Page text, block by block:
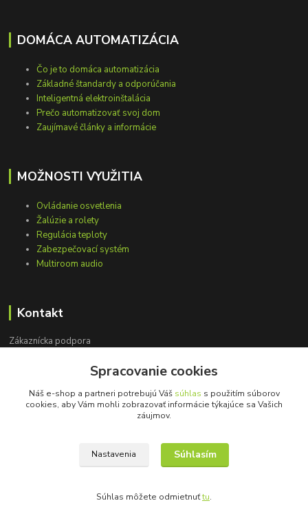
DOMÁCA AUTOMATIZÁCIA
Čo je to domáca automatizácia
Základné štandardy a odporúčania
Inteligentná elektroinštalácia
Prečo automatizovať svoj dom
Zaujímavé články a informácie
MOŽNOSTI VYUŽITIA
Ovládanie osvetlenia
Žalúzie a rolety
Regulácia teploty
Zabezpečovací systém
Multiroom audio
Kontakt
Zákaznícka podpora
info@loxprofi.sk
©2018-2024 LOXprofi - všetky práva vyhradené
Spracovanie cookies
Náš e-shop a partneri potrebujú Váš súhlas s použitím súborov
cookies, aby Vám mohli zobrazovať informácie týkajúce sa Vašich
záujmov.
Nastavenia Súhlasím
Súhlas môžete odmietnuťtu.